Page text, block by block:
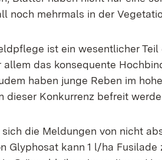
noch mehrmals in der
ist ein wesentlicher
allem das konsequente
haben junge Reben im
dieser Konkurrenz befreit
sich die Meldungen von nicht
Glyphosat kann 1 l/ha